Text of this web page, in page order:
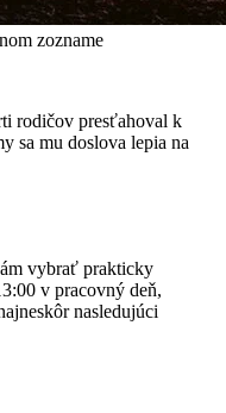
zozname
rodičov presťahoval k
sa mu doslova lepia na
vybrať prakticky
v pracovný deň,
nasledujúci